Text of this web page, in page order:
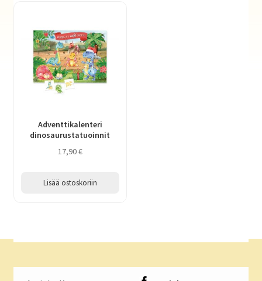
Adventtikalenteri
dinosaurustatuoinnit
17,90€
Lisää ostoskoriin